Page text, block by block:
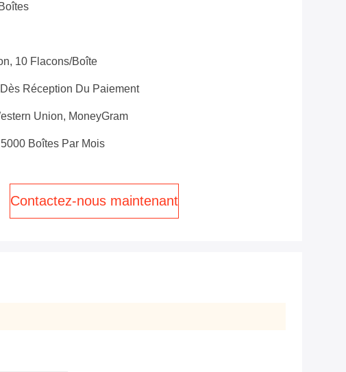
10 Flacons/boîte
Réception Du Paiement
Union, MoneyGram
5000 Boîtes Par Mois
Contactez-nous maintenant